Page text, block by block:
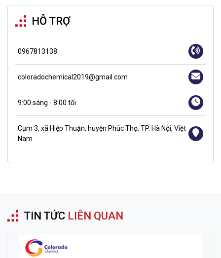
HỖ TRỢ
0967813138
coloradochemical2019@gmail.com
9:00 sáng - 8:00 tối
Cụm 3, xã Hiệp Thuận, huyện Phúc Thọ, TP. Hà Nội, Việt
Nam
TIN TỨC LIÊN QUAN